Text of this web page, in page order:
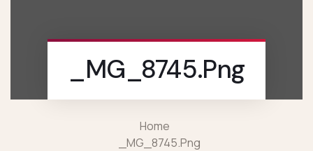
_MG_8745.png
Home
_MG_8745.png